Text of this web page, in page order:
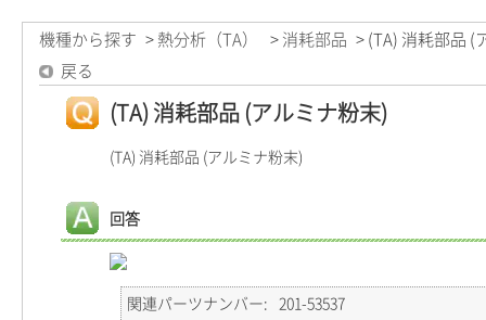
機種から探す > 熱分析（TA） > 消耗部品 > (TA) 消耗部品 (
戻る
(TA) 消耗部品 (アルミナ粉末)
(TA) 消耗部品 (アルミナ粉末)
回答
関連パーツナンバー 201-53537